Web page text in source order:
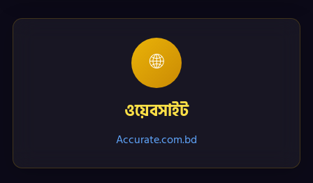
🌐
ওয়েবসাইট
Accurate.com.bd